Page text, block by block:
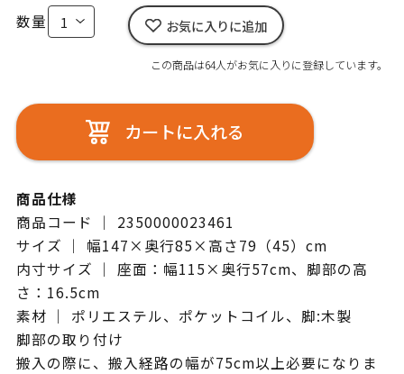
数量 お気に入りに追加
この商品は64人がお気に入りに登録しています。
カートに入れる
商品仕様
商品コード ｜ 2350000023461
サイズ ｜ 幅147×奥行85×高さ79（45）cm
内寸サイズ ｜ 座面：幅115×奥行57cm、脚部の高
さ：16.5cm
素材 ｜ ポリエステル、ポケットコイル、脚:木製
脚部の取り付け
搬入の際に、搬入経路の幅が75cm以上必要になりま